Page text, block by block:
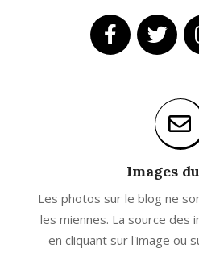
Images
Les photos sur le blog ne
les miennes. La source des
en cliquant sur l'image ou